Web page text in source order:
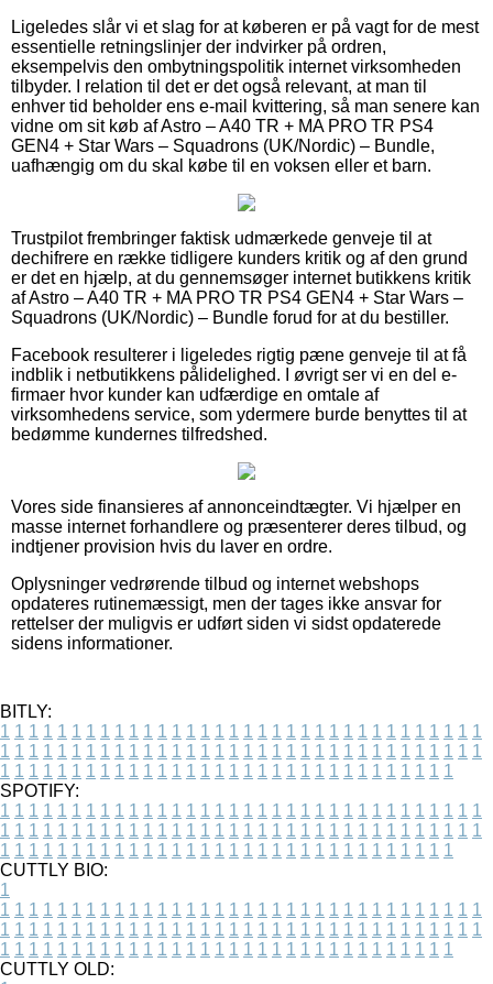
Ligeledes slår vi et slag for at køberen er på vagt for de mest
essentielle retningslinjer der indvirker på ordren,
eksempelvis den ombytningspolitik internet virksomheden
tilbyder. I relation til det er det også relevant, at man til
enhver tid beholder ens e-mail kvittering, så man senere kan
vidne om sit køb af Astro – A40 TR + MA PRO TR PS4
GEN4 + Star Wars – Squadrons (UK/Nordic) – Bundle,
uafhængig om du skal købe til en voksen eller et barn.
Trustpilot frembringer faktisk udmærkede genveje til at
dechifrere en række tidligere kunders kritik og af den grund
er det en hjælp, at du gennemsøger internet butikkens kritik
af Astro – A40 TR + MA PRO TR PS4 GEN4 + Star Wars –
Squadrons (UK/Nordic) – Bundle forud for at du bestiller.
Facebook resulterer i ligeledes rigtig pæne genveje til at få
indblik i netbutikkens pålidelighed. I øvrigt ser vi en del e-
firmaer hvor kunder kan udfærdige en omtale af
virksomhedens service, som ydermere burde benyttes til at
bedømme kundernes tilfredshed.
Vores side finansieres af annonceindtægter. Vi hjælper en
masse internet forhandlere og præsenterer deres tilbud, og
indtjener provision hvis du laver en ordre.
Oplysninger vedrørende tilbud og internet webshops
opdateres rutinemæssigt, men der tages ikke ansvar for
rettelser der muligvis er udført siden vi sidst opdaterede
sidens informationer.
BITLY:
1 1 1 1 1 1 1 1 1 1 1 1 1 1 1 1 1 1 1 1 1 1 1 1 1 1 1 1 1 1 1 1 1 1
1 1 1 1 1 1 1 1 1 1 1 1 1 1 1 1 1 1 1 1 1 1 1 1 1 1 1 1 1 1 1 1 1 1
1 1 1 1 1 1 1 1 1 1 1 1 1 1 1 1 1 1 1 1 1 1 1 1 1 1 1 1 1 1 1 1
SPOTIFY:
1 1 1 1 1 1 1 1 1 1 1 1 1 1 1 1 1 1 1 1 1 1 1 1 1 1 1 1 1 1 1 1 1 1
1 1 1 1 1 1 1 1 1 1 1 1 1 1 1 1 1 1 1 1 1 1 1 1 1 1 1 1 1 1 1 1 1 1
1 1 1 1 1 1 1 1 1 1 1 1 1 1 1 1 1 1 1 1 1 1 1 1 1 1 1 1 1 1 1 1
CUTTLY BIO:
1
1 1 1 1 1 1 1 1 1 1 1 1 1 1 1 1 1 1 1 1 1 1 1 1 1 1 1 1 1 1 1 1 1 1
1 1 1 1 1 1 1 1 1 1 1 1 1 1 1 1 1 1 1 1 1 1 1 1 1 1 1 1 1 1 1 1 1 1
1 1 1 1 1 1 1 1 1 1 1 1 1 1 1 1 1 1 1 1 1 1 1 1 1 1 1 1 1 1 1 1
CUTTLY OLD: